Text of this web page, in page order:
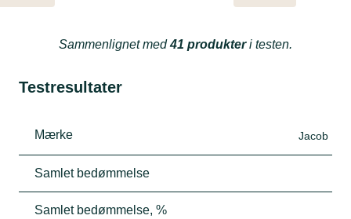
Sammenlignet med41 produkteri testen.
Testresultater
Mærke Jacob
Samlet bedømmelse
Samlet bedømmelse, %